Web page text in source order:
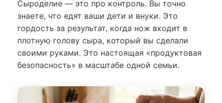
Сыроделие — это про контроль. Вы точно
знаете, что едят ваши дети и внуки. Это
гордость за результат, когда нож входит в
плотную голову сыра, который вы сделали
своими руками. Это настоящая «продуктовая
безопасность» в масштабе одной семьи.